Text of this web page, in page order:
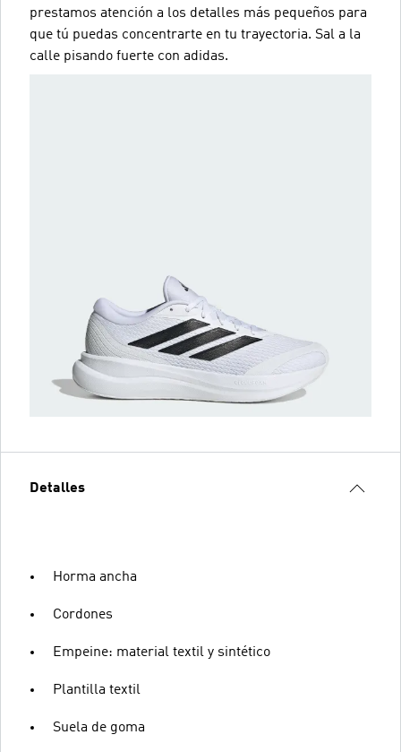
prestamos atención a los detalles más pequeños para
que tú puedas concentrarte en tu trayectoria. Sal a la
calle pisando fuerte con adidas.
Detalles
Horma ancha
Cordones
Empeine: material textil y sintético
Plantilla textil
Suela de goma